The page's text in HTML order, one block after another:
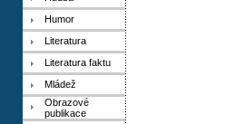
Humor
Literatura
Literatura faktu
Mládež
Obrazové
publikace